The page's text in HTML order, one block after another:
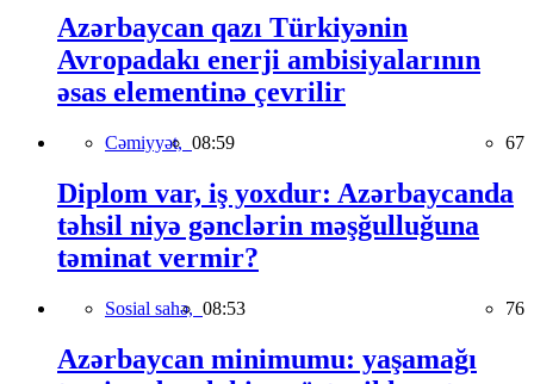
Azərbaycan qazı Türkiyənin
Avropadakı enerji ambisiyalarının
əsas elementinə çevrilir
Cəmiyyət, 08:59 67
Diplom var, iş yoxdur: Azərbaycanda
təhsil niyə gənclərin məşğulluğuna
təminat vermir?
Sosial sahə, 08:53 76
Azərbaycan minimumu: yaşamağı